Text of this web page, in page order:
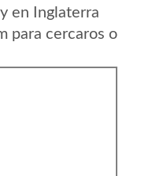
en Inglaterra
para cercaros o